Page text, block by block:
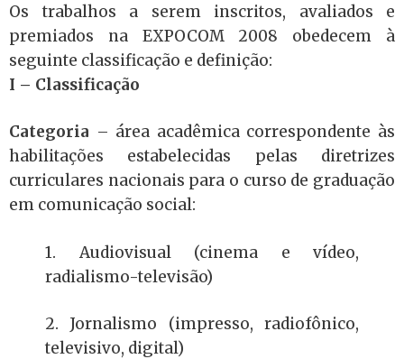
Os trabalhos a serem inscritos, avaliados e
premiados na EXPOCOM 2008 obedecem à
seguinte classificação e definição:
I – Classificação
Categoria – área acadêmica correspondente às
habilitações estabelecidas pelas diretrizes
curriculares nacionais para o curso de graduação
em comunicação social:
1. Audiovisual (cinema e vídeo,
radialismo-televisão)
2. Jornalismo (impresso, radiofônico,
televisivo, digital)